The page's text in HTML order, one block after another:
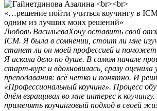
«…решение пойти учиться коучингу в
одним из лучших моих решений»
Любовь ВасильеваХочу оставить свой
ICM. Я была в сомнении, стоит ли мне
станет ли он моей профессией и
Я искала дело по душе. В самом начале
старт-курс и вдохновилась, сразу оценила
преподавания: всё четко и понятно. И
«Профессиональный коучинг». Процесс
днём взращивал во мне интерес к
применять коучинговый подход в своей